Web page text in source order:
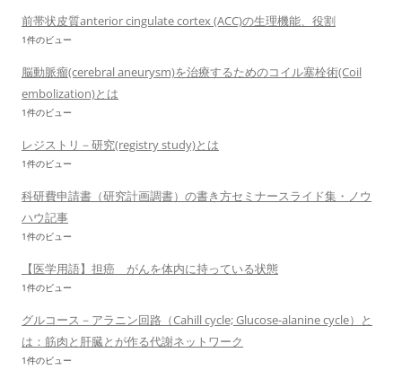
前帯状皮質anterior cingulate cortex (ACC)の生理機能、役割
1件のビュー
脳動脈瘤(cerebral aneurysm)を治療するためのコイル塞栓術(Coil
embolization)とは
1件のビュー
レジストリ－研究(registry study)とは
1件のビュー
科研費申請書（研究計画調書）の書き方セミナースライド集・ノウ
ハウ記事
1件のビュー
【医学用語】担癌 がんを体内に持っている状態
1件のビュー
グルコース－アラニン回路（Cahill cycle; Glucose-alanine cycle）と
は：筋肉と肝臓とが作る代謝ネットワーク
1件のビュー